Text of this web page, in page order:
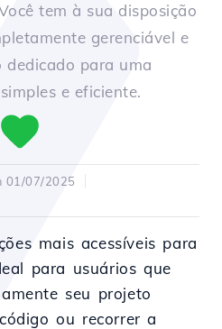
tem à sua disposição
gerenciável e
dedicado para uma
e eficiente.
01/07/2025
mais acessíveis para
para usuários que
seu projeto
ou recorrer a